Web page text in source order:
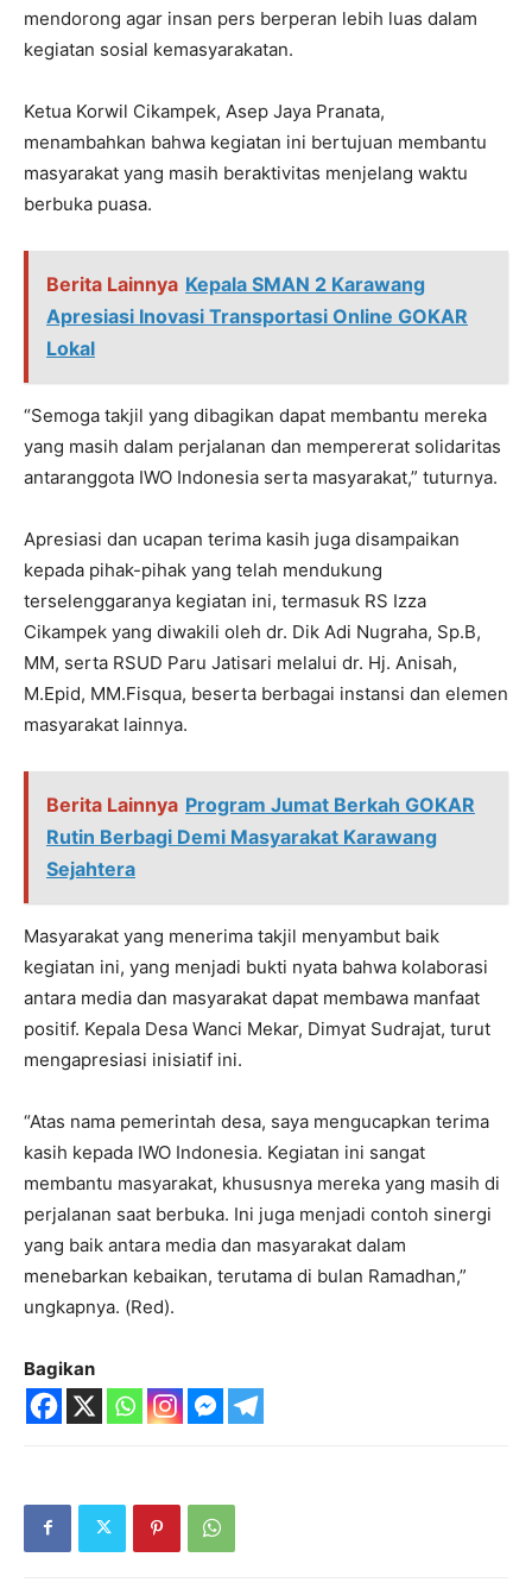
mendorong agar insan pers berperan lebih luas dalam
kegiatan sosial kemasyarakatan.
Ketua Korwil Cikampek, Asep Jaya Pranata,
menambahkan bahwa kegiatan ini bertujuan membantu
masyarakat yang masih beraktivitas menjelang waktu
berbuka puasa.
Berita Lainnya Kepala SMAN 2 Karawang
Apresiasi Inovasi Transportasi Online GOKAR
Lokal
“Semoga takjil yang dibagikan dapat membantu mereka
yang masih dalam perjalanan dan mempererat solidaritas
antaranggota IWO Indonesia serta masyarakat,” tuturnya.
Apresiasi dan ucapan terima kasih juga disampaikan
kepada pihak-pihak yang telah mendukung
terselenggaranya kegiatan ini, termasuk RS Izza
Cikampek yang diwakili oleh dr. Dik Adi Nugraha, Sp.B,
MM, serta RSUD Paru Jatisari melalui dr. Hj. Anisah,
M.Epid, MM.Fisqua, beserta berbagai instansi dan elemen
masyarakat lainnya.
Berita Lainnya Program Jumat Berkah GOKAR
Rutin Berbagi Demi Masyarakat Karawang
Sejahtera
Masyarakat yang menerima takjil menyambut baik
kegiatan ini, yang menjadi bukti nyata bahwa kolaborasi
antara media dan masyarakat dapat membawa manfaat
positif. Kepala Desa Wanci Mekar, Dimyat Sudrajat, turut
mengapresiasi inisiatif ini.
“Atas nama pemerintah desa, saya mengucapkan terima
kasih kepada IWO Indonesia. Kegiatan ini sangat
membantu masyarakat, khususnya mereka yang masih di
perjalanan saat berbuka. Ini juga menjadi contoh sinergi
yang baik antara media dan masyarakat dalam
menebarkan kebaikan, terutama di bulan Ramadhan,”
ungkapnya. (Red).
Bagikan